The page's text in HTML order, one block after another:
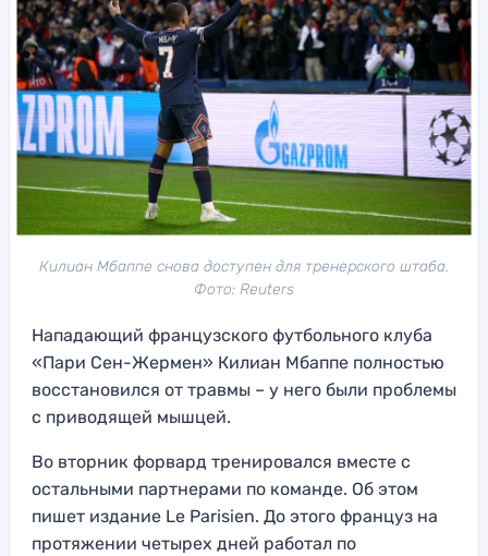
Килиан Мбаппе снова доступен для тренерского штаба.
Фото: Reuters
Нападающий французского футбольного клуба
«Пари Сен-Жермен» Килиан Мбаппе полностью
восстановился от травмы – у него были проблемы
с приводящей мышцей.
Во вторник форвард тренировался вместе с
остальными партнерами по команде. Об этом
пишет издание Le Parisien. До этого француз на
протяжении четырех дней работал по